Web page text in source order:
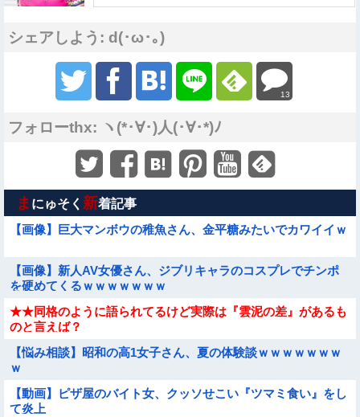
シェアしよう: d(･ω･｡)
13
フォローthx: ヽ(*･∀･)人(･∀･*)ﾉ
ま にゅそく 新着記事
【画像】巨大マンボウの稚魚さん、金平糖みたいでカワイイｗ
【画像】新人AV女優さん、ジブリキャラのコスプレでチンポ
を硬めてくるｗｗｗｗｗｗｗ
★★同格のように語られてるけど実際は『雲泥の差』があるも
のと言えば？
【悩み相談】昭和の高1女子さん、夏の体験談ｗｗｗｗｗｗｗ
ｗ
【動画】ピザ屋のバイト女、クッソせこい『ツマミ食い』をし
て炎上